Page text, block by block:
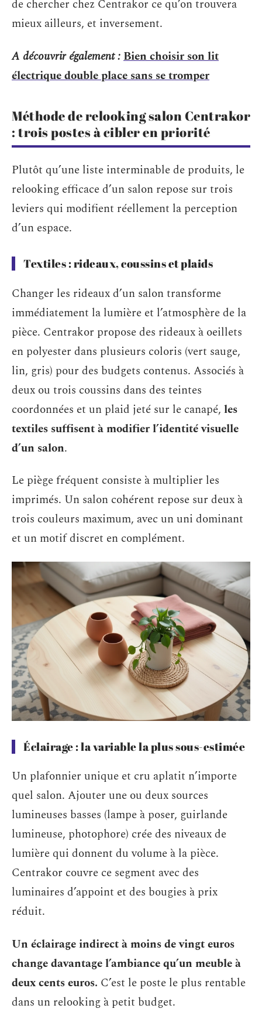
de chercher chez Centrakor ce qu’on trouvera
mieux ailleurs, et inversement.
A découvrir également :Bien choisir son lit
électrique double place sans se tromper
Méthode de relooking salon Centrakor
: trois postes à cibler en priorité
Plutôt qu’une liste interminable de produits, le
relooking efficace d’un salon repose sur trois
leviers qui modifient réellement la perception
d’un espace.
Textiles : rideaux, coussins et plaids
Changer les rideaux d’un salon transforme
immédiatement la lumière et l’atmosphère de la
pièce. Centrakor propose des rideaux à oeillets
en polyester dans plusieurs coloris (vert sauge,
lin, gris) pour des budgets contenus. Associés à
deux ou trois coussins dans des teintes
coordonnées et un plaid jeté sur le canapé, les
textiles suffisent à modifier l’identité visuelle
d’un salon.
Le piège fréquent consiste à multiplier les
imprimés. Un salon cohérent repose sur deux à
trois couleurs maximum, avec un uni dominant
et un motif discret en complément.
Éclairage : la variable la plus sous-estimée
Un plafonnier unique et cru aplatit n’importe
quel salon. Ajouter une ou deux sources
lumineuses basses (lampe à poser, guirlande
lumineuse, photophore) crée des niveaux de
lumière qui donnent du volume à la pièce.
Centrakor couvre ce segment avec des
luminaires d’appoint et des bougies à prix
réduit.
Un éclairage indirect à moins de vingt euros
change davantage l’ambiance qu’un meuble à
deux cents euros. C’est le poste le plus rentable
dans un relooking à petit budget.